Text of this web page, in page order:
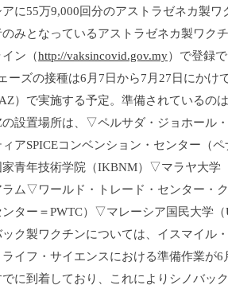
アに55万9,000回分のアストラゼネカ製ワ
みとなっているアストラゼネカ製ワク
ン（http://vaksincovid.gov.my）で登録で
ーズの接種は6月7日から7月27日にかけ
） で実施する予定。準備されているのは
の設置場所は、▽ペルサダ・ジョホール・
ィアSPICEコンベンション・センター（
家青年技術学院（IKBNM）▽マラヤ大学
ラム▽ワールド・トレード・センター・
ンター＝PWTC）▽マレーシア国民大学
ク製ワクチンについては、イスマイル・
イフ・ サイエンスにおける準備作業が6
に到着しており、
これによりシノバッ